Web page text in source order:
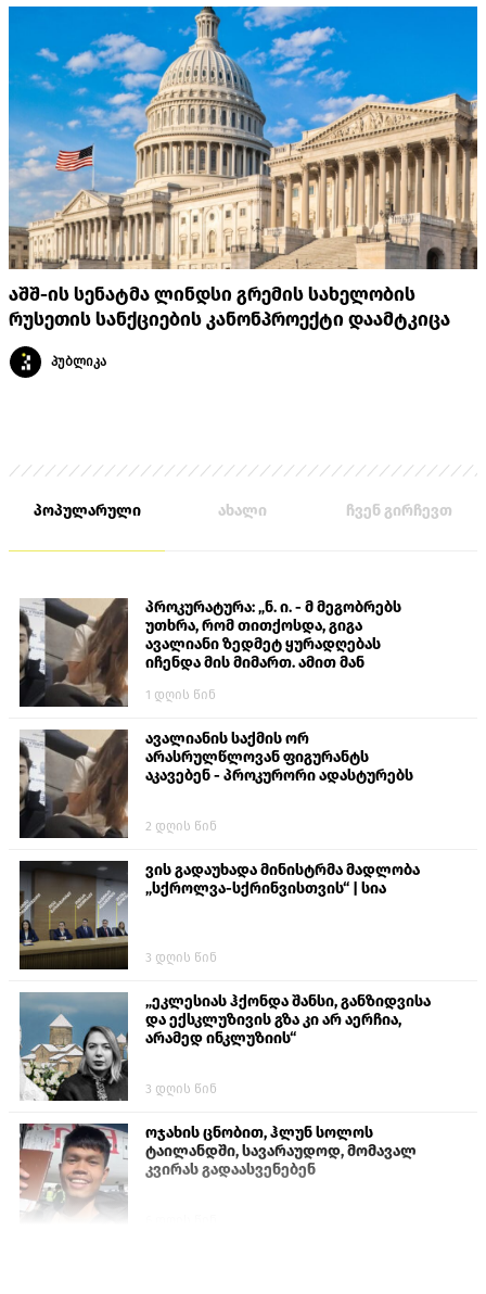
აშშ-ის სენატმა ლინდსი გრემის სახელობის
რუსეთის სანქციების კანონპროექტი დაამტკიცა
პუბლიკა
პოპულარული ახალი ჩვენ გირჩევთ
პროკურატურა: „ნ. ი. - მ მეგობრებს
უთხრა, რომ თითქოსდა, გიგა
ავალიანი ზედმეტ ყურადღებას
იჩენდა მის მიმართ. ამით მან
თავს დასხმოდა გიგა ავალიანს“
1 დღის წინ
ავალიანის საქმის ორ
არასრულწლოვან ფიგურანტს
აკავებენ - პროკურორი ადასტურებს
2 დღის წინ
ვის გადაუხადა მინისტრმა მადლობა
„სქროლვა-სქრინვისთვის“ | სია
3 დღის წინ
„ეკლესიას ჰქონდა შანსი, განზიდვისა
და ექსკლუზივის გზა კი არ აერჩია,
არამედ ინკლუზიის“
3 დღის წინ
ოჯახის ცნობით, ჰლუნ სოლოს
ტაილანდში, სავარაუდოდ, მომავალ
კვირას გადაასვენებენ